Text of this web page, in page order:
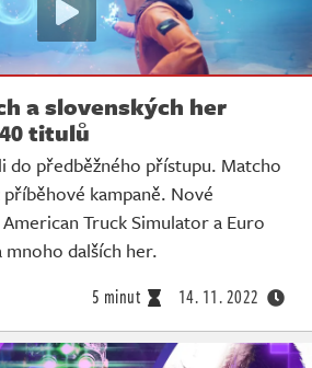
a slovenských her
titulů
do předběžného přístupu. Matcho
příběhové kampaně. Nové
Truck Simulator a Euro
dalších her.
5 minut 14. 11. 2022